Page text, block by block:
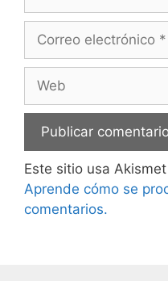
Correo
Web
Este sitio usa
Aprende cómo se
comentarios.